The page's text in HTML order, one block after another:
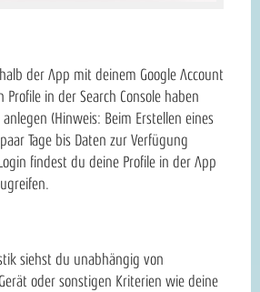
der App mit deinem Google Account
Profile in der Search Console haben
(Hinweis: Beim Erstellen eines
Tage bis Daten zur Verfügung
findest du deine Profile in der App
siehst du unabhängig von
oder sonstigen Kriterien wie deine